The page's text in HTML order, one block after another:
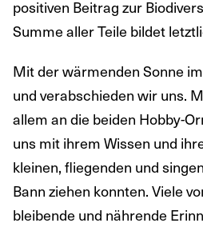
positiven Beitrag zur
Summe aller Teile bildet
Mit der wärmenden Sonne
und verabschieden wir uns.
allem an die beiden Hobby-
uns mit ihrem Wissen und
kleinen, fliegenden und
Bann ziehen konnten. Viele
bleibende und nährende